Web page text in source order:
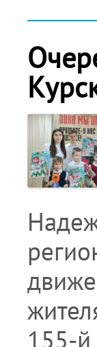
155-й